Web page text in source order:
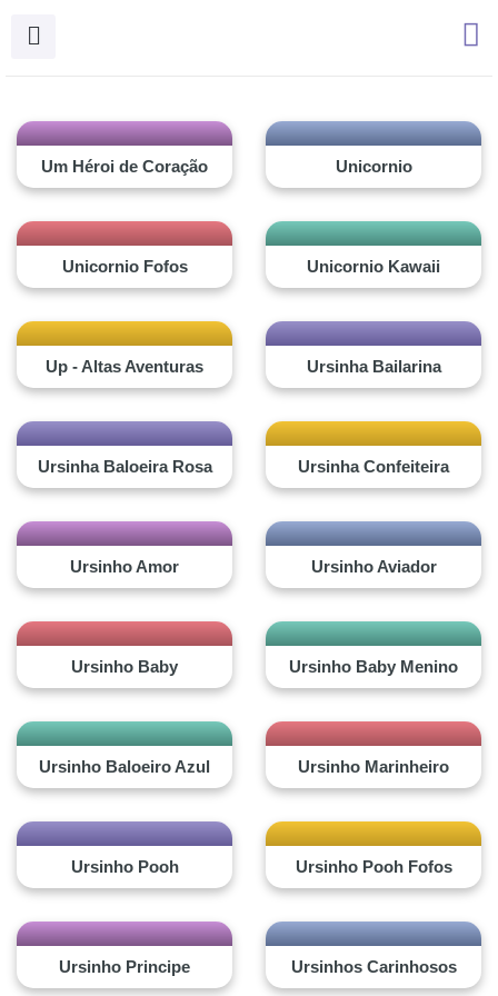
Um Héroi de Coração Unicornio
Unicornio Fofos Unicornio Kawaii
Up - Altas Aventuras Ursinha Bailarina
Ursinha Baloeira Rosa Ursinha Confeiteira
Ursinho Amor Ursinho Aviador
Ursinho Baby Ursinho Baby Menino
Ursinho Baloeiro Azul Ursinho Marinheiro
Ursinho Pooh Ursinho Pooh Fofos
Ursinho Principe Ursinhos Carinhosos